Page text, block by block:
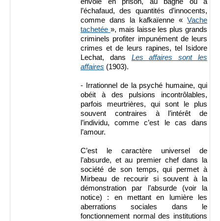
l’échafaud, des quantités d’innocents,
comme dans la kafkaïenne « Vache
tachetée », mais laisse les plus grands
criminels profiter impunément de leurs
crimes et de leurs rapines, tel Isidore
Lechat, dans Les affaires sont les
affaires (1903).
- Irrationnel de la psyché humaine, qui
obéit à des pulsions incontrôlables,
parfois meurtrières, qui sont le plus
souvent contraires à l’intérêt de
l’individu, comme c’est le cas dans
l’amour.
C’est le caractère universel de
l’absurde, et au premier chef dans la
société de son temps, qui permet à
Mirbeau de recourir si souvent à la
démonstration par l’absurde (voir la
notice) : en mettant en lumière les
aberrations sociales dans le
fonctionnement normal des institutions